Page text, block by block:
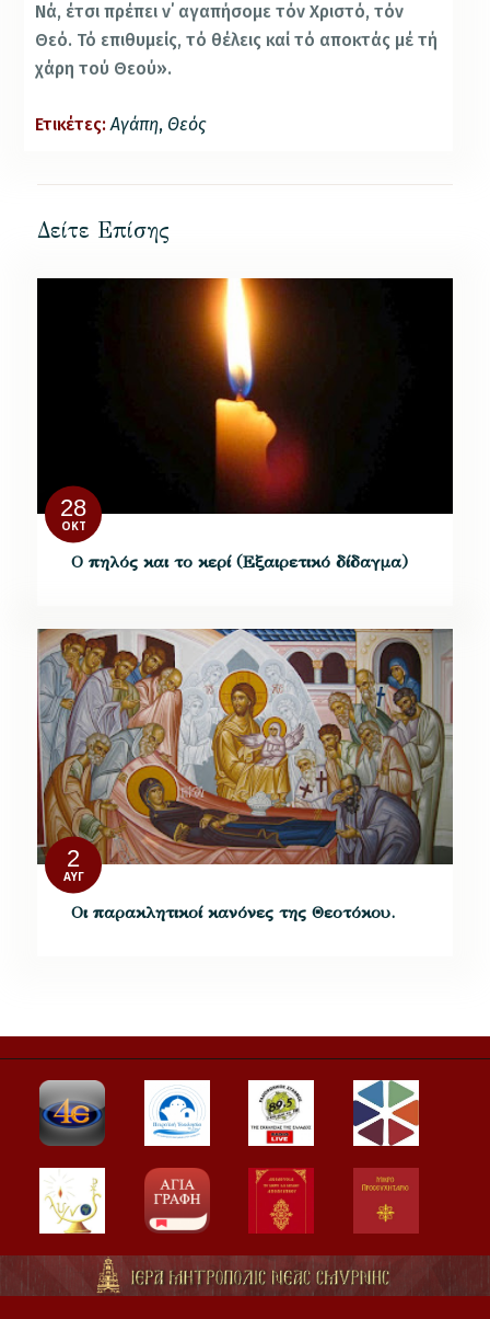
Νά, έτσι πρέπει ν΄ αγαπήσομε τόν Χριστό, τόν
Θεό. Τό επιθυμείς, τό θέλεις καί τό αποκτάς μέ τή
χάρη τού Θεού».
Ετικέτες: Αγάπη, Θεός
Δείτε Επίσης
28
ΟΚΤ
Ο πηλός και το κερί (Εξαιρετικό δίδαγμα)
2
ΑΥΓ
Οι παρακλητικοί κανόνες της Θεοτόκου.